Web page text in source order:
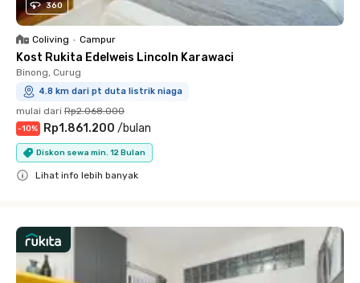
360
Coliving • Campur
Kost Rukita Edelweis Lincoln Karawaci
Binong, Curug
4.8 km dari pt duta listrik niaga
mulai dari Rp2.068.000
-10% Rp1.861.200 /bulan
Diskon sewa min. 12 Bulan
Lihat info lebih banyak